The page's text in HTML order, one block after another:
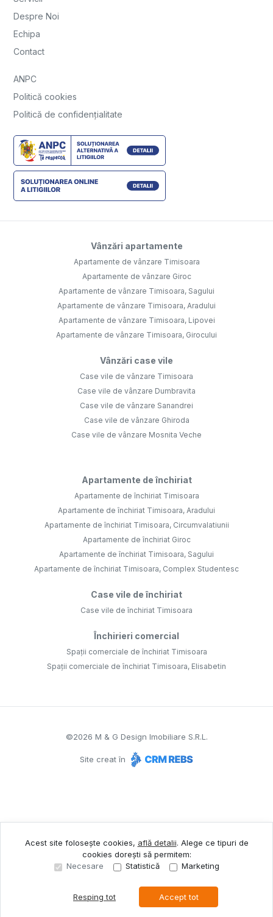
Sună acum Solicită vizionare
Despre Noi
Echipa
Contact
ANPC
Politică cookies
Politică de confidențialitate
Vânzări apartamente
Apartamente de vânzare Timisoara
Apartamente de vânzare Giroc
Apartamente de vânzare Timisoara, Sagului
Apartamente de vânzare Timisoara, Aradului
Apartamente de vânzare Timisoara, Lipovei
Apartamente de vânzare Timisoara, Girocului
Vânzări case vile
Case vile de vânzare Timisoara
Case vile de vânzare Dumbravita
Case vile de vânzare Sanandrei
Case vile de vânzare Ghiroda
Case vile de vânzare Mosnita Veche
Apartamente de închiriat
Apartamente de închiriat Timisoara
Apartamente de închiriat Timisoara, Aradului
Apartamente de închiriat Timisoara, Circumvalatiunii
Apartamente de închiriat Giroc
Apartamente de închiriat Timisoara, Sagului
Apartamente de închiriat Timisoara, Complex Studentesc
Case vile de închiriat
Case vile de închiriat Timisoara
Închirieri comercial
Spații comerciale de închiriat Timisoara
Spații comerciale de închiriat Timisoara, Elisabetin
©2026 M & G Design Imobiliare S.R.L.
Site creat în
Acest site folosește cookies, află detalii. Alege ce tipuri de
cookies dorești să permitem:
Necesare
Statistică Marketing
Resping tot Accept tot